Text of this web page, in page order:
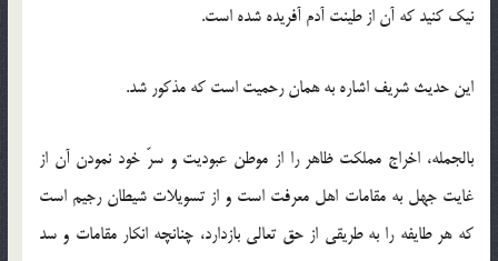
نيك كنيد كه آن از طينت آدم آفريده شده است.
اين حديث شريف اشاره به همان رحميت است كه مذكور شد.
بالجمله، اخراج مملكت ظاهر را از موطن عبوديت و سرّ خود نمودن آن از
غايت جهل به مقامات اهل معرفت است و از تسويلات شيطان رجيم است
كه هر طايفه را به طريقى از حق تعالى بازدارد، چنانچه انكار مقامات و سد